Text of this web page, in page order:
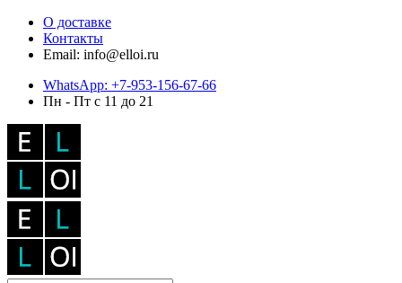
О доставке
Контакты
Email: info@elloi.ru
WhatsApp: +7-953-156-67-66
Пн - Пт с 11 до 21